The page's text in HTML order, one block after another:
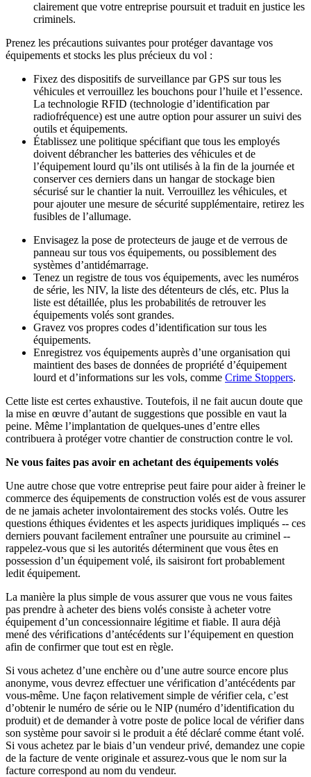
clairement que votre entreprise poursuit et traduit en justice les
criminels.
Prenez les précautions suivantes pour protéger davantage vos
équipements et stocks les plus précieux du vol :
Fixez des dispositifs de surveillance par GPS sur tous les
véhicules et verrouillez les bouchons pour l’huile et l’essence.
La technologie RFID (technologie d’identification par
radiofréquence) est une autre option pour assurer un suivi des
outils et équipements.
Établissez une politique spécifiant que tous les employés
doivent débrancher les batteries des véhicules et de
l’équipement lourd qu’ils ont utilisés à la fin de la journée et
conserver ces derniers dans un hangar de stockage bien
sécurisé sur le chantier la nuit. Verrouillez les véhicules, et
pour ajouter une mesure de sécurité supplémentaire, retirez les
fusibles de l’allumage.
Envisagez la pose de protecteurs de jauge et de verrous de
panneau sur tous vos équipements, ou possiblement des
systèmes d’antidémarrage.
Tenez un registre de tous vos équipements, avec les numéros
de série, les NIV, la liste des détenteurs de clés, etc. Plus la
liste est détaillée, plus les probabilités de retrouver les
équipements volés sont grandes.
Gravez vos propres codes d’identification sur tous les
équipements.
Enregistrez vos équipements auprès d’une organisation qui
maintient des bases de données de propriété d’équipement
lourd et d’informations sur les vols, comme Crime Stoppers.
Cette liste est certes exhaustive. Toutefois, il ne fait aucun doute que
la mise en œuvre d’autant de suggestions que possible en vaut la
peine. Même l’implantation de quelques-unes d’entre elles
contribuera à protéger votre chantier de construction contre le vol.
Ne vous faites pas avoir en achetant des équipements volés
Une autre chose que votre entreprise peut faire pour aider à freiner le
commerce des équipements de construction volés est de vous assurer
de ne jamais acheter involontairement des stocks volés. Outre les
questions éthiques évidentes et les aspects juridiques impliqués -- ces
derniers pouvant facilement entraîner une poursuite au criminel --
rappelez-vous que si les autorités déterminent que vous êtes en
possession d’un équipement volé, ils saisiront fort probablement
ledit équipement.
La manière la plus simple de vous assurer que vous ne vous faites
pas prendre à acheter des biens volés consiste à acheter votre
équipement d’un concessionnaire légitime et fiable. Il aura déjà
mené des vérifications d’antécédents sur l’équipement en question
afin de confirmer que tout est en règle.
Si vous achetez d’une enchère ou d’une autre source encore plus
anonyme, vous devrez effectuer une vérification d’antécédents par
vous-même. Une façon relativement simple de vérifier cela, c’est
d’obtenir le numéro de série ou le NIP (numéro d’identification du
produit) et de demander à votre poste de police local de vérifier dans
son système pour savoir si le produit a été déclaré comme étant volé.
Si vous achetez par le biais d’un vendeur privé, demandez une copie
de la facture de vente originale et assurez-vous que le nom sur la
facture correspond au nom du vendeur.